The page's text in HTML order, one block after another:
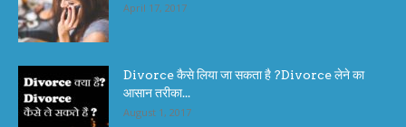
April 17, 2017
Divorce कैसे लिया जा सकता है ?Divorce लेने का
आसान तरीका...
August 1, 2017